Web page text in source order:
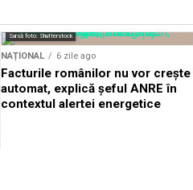
Sursă foto: Shutterstock
NAȚIONAL 6 zile ago
Facturile românilor nu vor crește
automat, explică șeful ANRE în
contextul alertei energetice